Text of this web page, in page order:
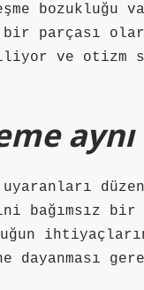
bozukluğu
bir parçası
ve otizm
aynı
bağımsız bir